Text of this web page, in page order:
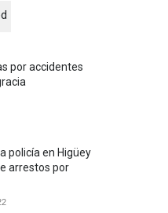
por accidentes
policía en Higüey
arrestos por